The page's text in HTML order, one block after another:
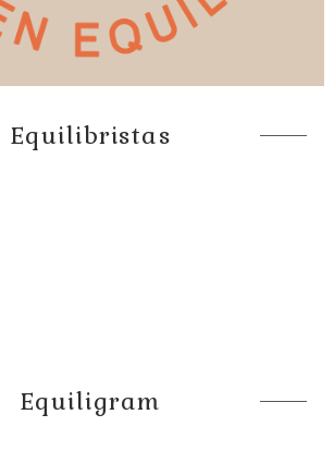
Equilibristas
Equiligram